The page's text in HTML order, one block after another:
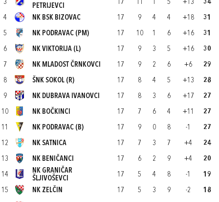
3
PETRIJEVCI
17 11 1 5 +13 34
4 NK BSK BIZOVAC 17 9 4 4 +18 31
5 NK PODRAVAC (PM) 17 10 1 6 +16 31
6 NK VIKTORIJA (L) 17 9 3 5 +16 30
7 NK MLADOST ČRNKOVCI 17 9 2 6 +6 29
8 ŠNK SOKOL (R) 17 8 4 5 +13 28
9 NK DUBRAVA IVANOVCI 17 8 3 6 +17 27
10 NK BOČKINCI 17 7 6 4 +11 27
11 NK PODRAVAC (B) 17 9 0 8 -1 27
12 NK SATNICA 17 7 3 7 +4 24
13 NK BENIČANCI 17 6 2 9 +4 20
14
NK GRANIČAR
ŠLJIVOŠEVCI
17 5 4 8 -1 19
15 NK ZELČIN 17 5 3 9 -2 18